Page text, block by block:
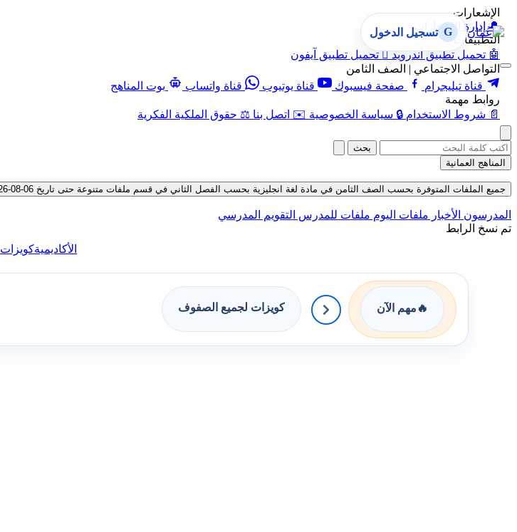
الإشعارات
🔔 إدارة الإشعارات
التطبيقات
🤖 تحميل تطبيق أندرويد  تحميل تطبيق آيفون
التواصل الاجتماعي | الصف الثامن
قناة تيليجرام
صفحة فيسبوك قناة يوتيوب قناة واتساب
بوت المناهج
روابط مهمة
📄 شروط الاستخدام 🔒 سياسة الخصوصية ✉️ اتصل بنا ⚖️ حقوق الملكية الفكرية
G تسجيل الدخول
بحث
المناهج العمانية
جميع الملفات المتوفرة بحسب الصف الثامن في مادة لغة انجليزية بحسب الفصل الثاني في قسم ملفات متنوعة حتى تاريخ 06-08-2026
المدرسون الأخبار ملفات اليوم ملفات للمدرس التقويم المدرسي
تم نسخ الرابط
الأكاديميةكويزات
🔥 مهم الآن كويزات لجميع الصفوف